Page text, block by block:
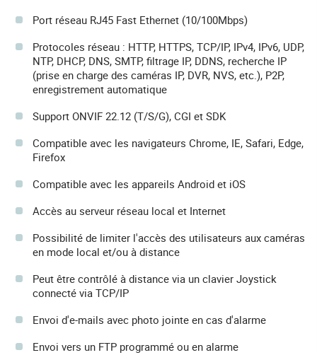
Port réseau RJ45 Fast Ethernet (10/100Mbps)
Protocoles réseau : HTTP, HTTPS, TCP/IP, IPv4, IPv6, UDP,
NTP, DHCP, DNS, SMTP, filtrage IP, DDNS, recherche IP
(prise en charge des caméras IP, DVR, NVS, etc.), P2P,
enregistrement automatique
Support ONVIF 22.12 (T/S/G), CGI et SDK
Compatible avec les navigateurs Chrome, IE, Safari, Edge,
Firefox
Compatible avec les appareils Android et iOS
Accès au serveur réseau local et Internet
Possibilité de limiter l'accès des utilisateurs aux caméras
en mode local et/ou à distance
Peut être contrôlé à distance via un clavier Joystick
connecté via TCP/IP
Envoi d'e-mails avec photo jointe en cas d'alarme
Envoi vers un FTP programmé ou en alarme